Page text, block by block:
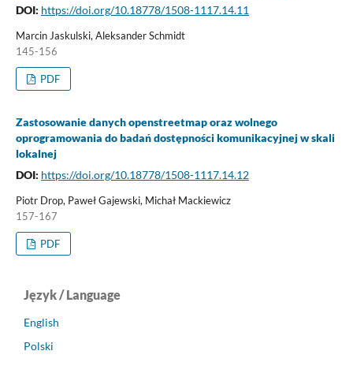
DOI: https://doi.org/10.18778/1508-1117.14.11
Marcin Jaskulski, Aleksander Schmidt
145-156
PDF
Zastosowanie danych openstreetmap oraz wolnego
oprogramowania do badań dostępności komunikacyjnej w skali
lokalnej
DOI: https://doi.org/10.18778/1508-1117.14.12
Piotr Drop, Paweł Gajewski, Michał Mackiewicz
157-167
PDF
Język / Language
English
Polski